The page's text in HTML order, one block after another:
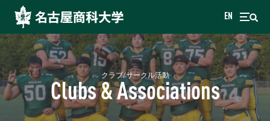
EN
クラブ/サークル活動
Clubs & Associations